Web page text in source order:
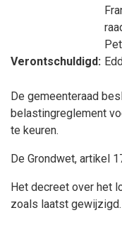
Verontschuldigd:
De gemeenteraad
belastingreglement
te keuren.
De Grondwet, artikel
Het decreet over het
zoals laatst gewijzigd.